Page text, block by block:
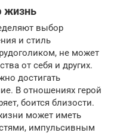
жизнь
выбор
и стиль
не может
от себя и других.
достигать
В отношениях герой
боится близости.
может иметь
импульсивным